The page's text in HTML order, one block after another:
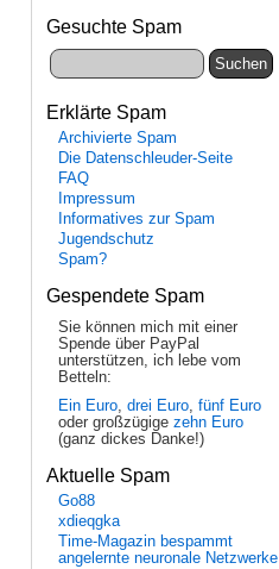
Gesuchte Spam
Erklärte Spam
Archivierte Spam
Die Datenschleuder-Seite
FAQ
Impressum
Informatives zur Spam
Jugendschutz
Spam?
Gespendete Spam
Sie können mich mit einer
Spende über PayPal
unterstützen, ich lebe vom
Betteln:
Ein Euro, drei Euro, fünf Euro
oder großzügige zehn Euro
(ganz dickes Danke!)
Aktuelle Spam
Go88
xdieqgka
Time-Magazin bespammt
angelernte neuronale Netzwerke